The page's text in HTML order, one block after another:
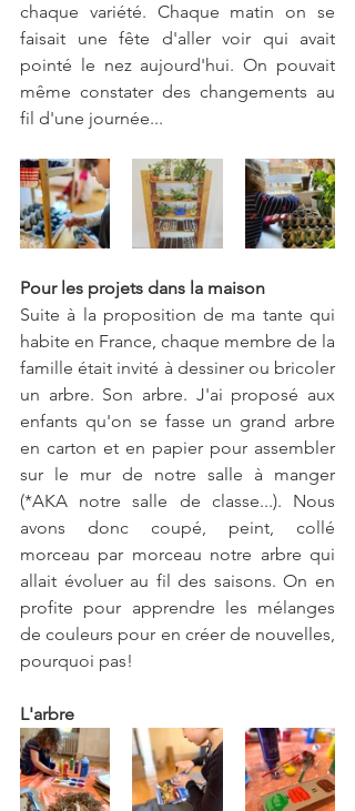
chaque variété. Chaque matin on se
faisait une fête d'aller voir qui avait
pointé le nez aujourd'hui. On pouvait
même constater des changements au
fil d'une journée...
Pour les projets dans la maison
Suite à la proposition de ma tante qui
habite en France, chaque membre de la
famille était invité à dessiner ou bricoler
un arbre. Son arbre. J'ai proposé aux
enfants qu'on se fasse un grand arbre
en carton et en papier pour assembler
sur le mur de notre salle à manger
(*AKA notre salle de classe...). Nous
avons donc coupé, peint, collé
morceau par morceau notre arbre qui
allait évoluer au fil des saisons. On en
profite pour apprendre les mélanges
de couleurs pour en créer de nouvelles,
pourquoi pas!
L'arbre